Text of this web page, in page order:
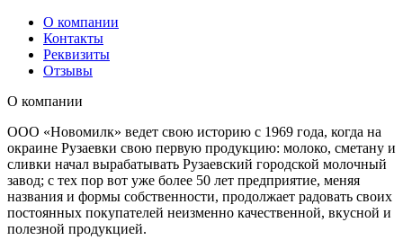
О компании
Контакты
Реквизиты
Отзывы
О компании
ООО «Новомилк» ведет свою историю с 1969 года, когда на
окраине Рузаевки свою первую продукцию: молоко, сметану и
сливки начал вырабатывать Рузаевский городской молочный
завод; с тех пор вот уже более 50 лет предприятие, меняя
названия и формы собственности, продолжает радовать своих
постоянных покупателей неизменно качественной, вкусной и
полезной продукцией.